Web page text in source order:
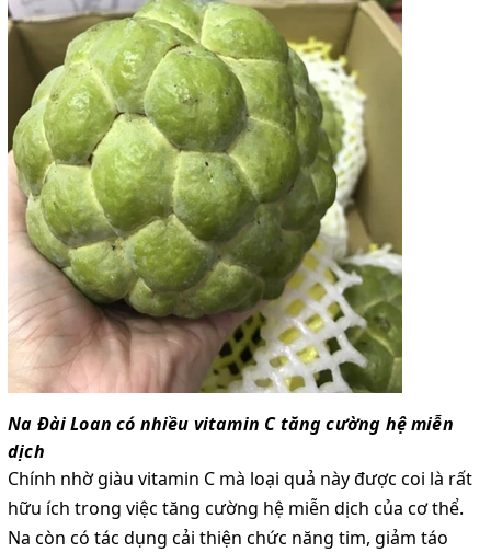
Na Đài Loan có nhiều vitamin C tăng cường hệ miễn
dịch
Chính nhờ giàu vitamin C mà loại quả này được coi là rất
hữu ích trong việc tăng cường hệ miễn dịch của cơ thể.
Na còn có tác dụng cải thiện chức năng tim, giảm táo